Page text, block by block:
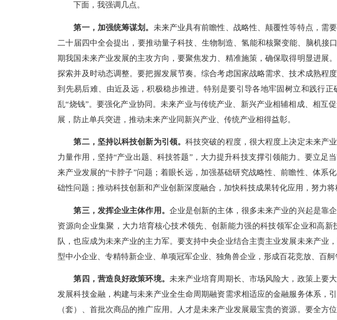
下面，我强调几点。
第一，加强统筹谋划。 未来产业具有前瞻性、战略性、颠覆性等特点，需
二十届四中全会提出，要推动量子科技、生物制造、氢能和核聚变能、脑机接
期我国未来产业发展的主攻方向，要聚焦发力、精准施策，确保取得明显进
探索并及时动态调整。要把握发展节奏。综合考虑国家战略需求、技术成熟
到先易后难、由近及远，积极稳步推进。特别是要引导各地牢固树立和践行
乱“烧钱”。要强化产业协同。未来产业与传统产业、新兴产业相辅相成、相
展，防止单兵突进，推动未来产业同新兴产业、传统产业相得益彰。
第二，坚持以科技创新为引领。科技突破的程度，很大程度上决定未来产
力量作用，坚持“产业出题、科技答题”，大力提升科技支撑引领能力。要立
来产业发展的“卡脖子”问题；着眼长远，加强基础研究战略性、前瞻性、体
础性问题；推动科技创新和产业创新深度融合，加快科技成果转化应用，努力将
第三，发挥企业主体作用。 企业是创新的主体，很多未来产业的兴起是靠
资源向企业集聚，大力培育核心技术领先、创新能力强的科技领军企业和高
队，也应成为未来产业的主力军。要支持中央企业结合主责主业发展未来产
型中小企业、专精特新企业、单项冠军企业、独角兽企业，形成百花竞放、百舸
第四，营造良好政策环境。 未来产业培育周期长、市场风险大，政策上要
发展科技金融，构建与未来产业全生命周期融资需求相适应的金融服务体系，
（套）、首批次商品的推广应用。人才是未来产业发展最宝贵的资源。要全